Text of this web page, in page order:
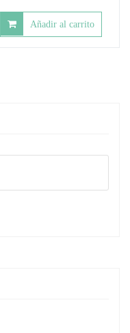
Añadir al carrito